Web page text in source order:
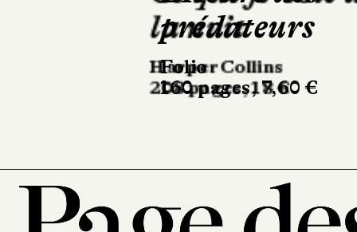
prédateurs
Folio
160 pages, 7,60 €